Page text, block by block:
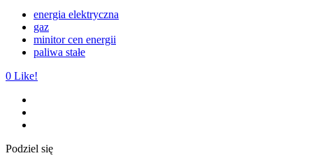
energia elektryczna
gaz
minitor cen energii
paliwa stałe
0 Like!
Podziel się